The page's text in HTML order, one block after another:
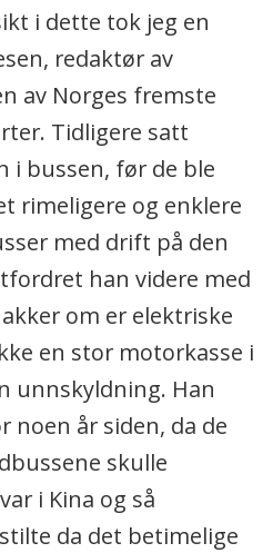
i dette tok jeg en
redaktør av
av Norges fremste
Tidligere satt
i bussen, før de ble
rimeligere og enklere
med drift på den
han videre med
om er elektriske
en stor motorkasse i
unnskyldning. Han
noen år siden, da de
skulle
i Kina og så
da det betimelige